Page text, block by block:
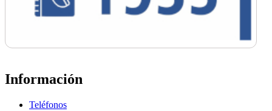
Información
Teléfonos